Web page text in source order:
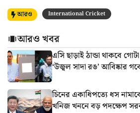
আরও International Cricket
আরও খবর
এসি ছাড়াই ঠান্ডা থাকবে
‘উজ্বল সাদা রঙ’ আবিষ্কার
চিনের একাধিপত্যে ধস
খনিজ খননে বড় পদক্ষেপ